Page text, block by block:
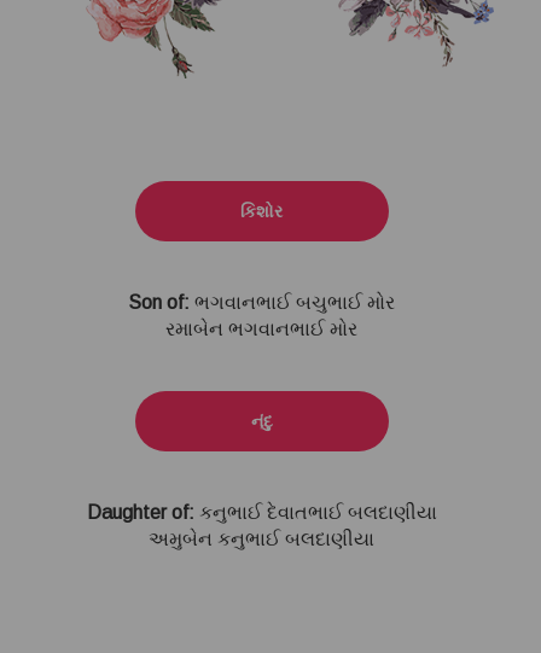
કિશોર
Son of: ભગવાનભાઈ બચુભાઈ મોર
રમાબેન ભગવાનભાઈ મોર
નંદુ
Daughter of: કનુભાઈ દેવાતભાઈ બલદાણીયા
અમુબેન કનુભાઈ બલદાણીયા